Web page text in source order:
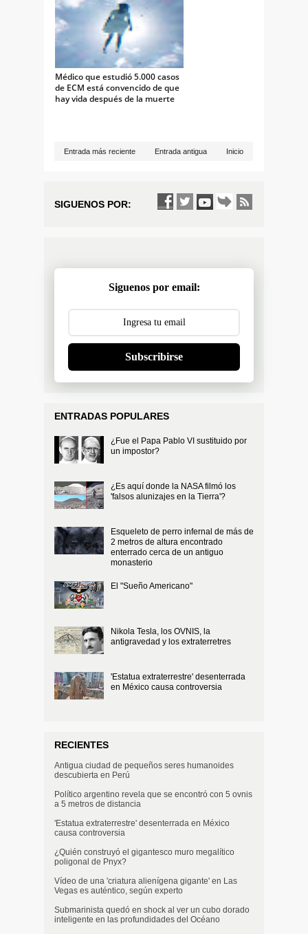
Médico que estudió 5.000 casos
de ECM está convencido de que
hay vida después de la muerte
Entrada más reciente Entrada antigua Inicio
SIGUENOS POR:
Siguenos por email:
Subscribirse
ENTRADAS POPULARES
¿Fue el Papa Pablo VI sustituido por
un impostor?
¿Es aquí donde la NASA filmó los
'falsos alunizajes en la Tierra'?
Esqueleto de perro infernal de más de
2 metros de altura encontrado
enterrado cerca de un antiguo
monasterio
El "Sueño Americano"
Nikola Tesla, los OVNIS, la
antigravedad y los extraterretres
'Estatua extraterrestre' desenterrada
en México causa controversia
RECIENTES
Antigua ciudad de pequeños seres humanoides
descubierta en Perú
Político argentino revela que se encontró con 5 ovnis
a 5 metros de distancia
'Estatua extraterrestre' desenterrada en México
causa controversia
¿Quién construyó el gigantesco muro megalítico
poligonal de Pnyx?
Vídeo de una 'criatura alienígena gigante' en Las
Vegas es auténtico, según experto
Submarinista quedó en shock al ver un cubo dorado
inteligente en las profundidades del Océano